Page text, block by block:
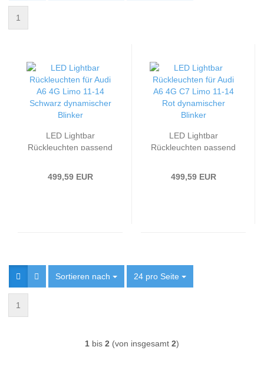
1
LED Lightbar
Rückleuchten passend
dynamischer Blinker
499,59 EUR
LED Lightbar
Rückleuchten passend
Blinker
499,59 EUR
Sortieren nach
Sortieren nach 24 pro Seite
pro Seite
1
1 bis 2 (von insgesamt 2)